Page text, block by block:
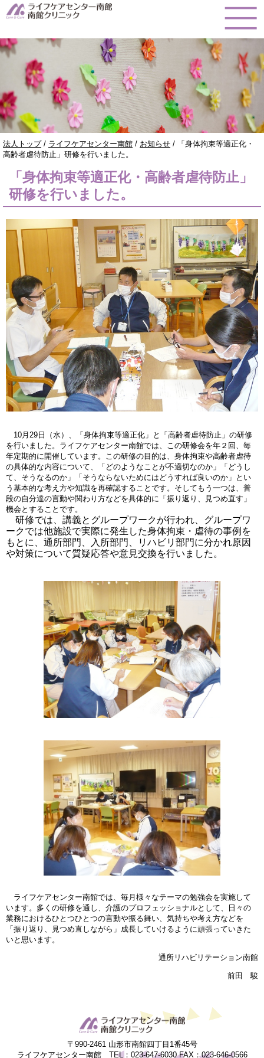
このページの本文へ
現
在
置：
法人トップ/ ライフケアセンター南館 / お知らせ /
「身体拘束等適正化・
高齢者虐待防止」研修を行いました。
「身体拘束等適正化・高齢者虐待防止」
研修を行いました。
10月29日（水）、「身体拘束等適正化」と「高齢者虐待防止」の研修
を行いました。ライフケアセンター南館では、この研修会を年２回、毎
年定期的に開催しています。この研修の目的は、身体拘束や高齢者虐待
の具体的な内容について、「どのようなことが不適切なのか」「どうし
て、そうなるのか」「そうならないためにはどうすれば良いのか」とい
う基本的な考え方や知識を再確認することです。そしてもう一つは、普
段の自分達の言動や関わり方などを具体的に「振り返り、見つめ直す」
機会とすることです。
研修では、講義とグループワークが行われ、グループワ
ークでは他施設で実際に発生した身体拘束・虐待の事例を
もとに、通所部門、入所部門、リハビリ部門に分かれ原因
や対策について質疑応答や意見交換を行いました。
ライフケアセンター南館では、毎月様々なテーマの勉強会を実施して
います。多くの研修を通し、介護のプロフェッショナルとして、日々の
業務におけるひとつひとつの言動や振る舞い、気持ちや考え方などを
「振り返り、見つめ直しながら」成長していけるように頑張っていきた
いと思います。
通所リハビリテーション南館
前田 駿
〒990-2461 山形市南館四丁目1番45号
ライフケアセンター南館 TEL：023-647-6030 FAX：023-646-0566